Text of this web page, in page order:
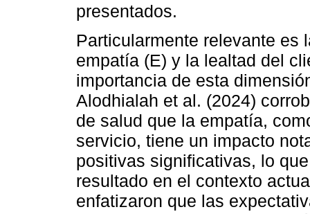
presentados.
Particularmente relevante es
empatía (E) y la lealtad del
importancia de esta
Alodhialah et al. (2024)
de salud que la empatía,
servicio, tiene un impacto
positivas significativas, lo
resultado en el contexto
enfatizaron que las